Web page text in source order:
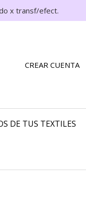
x transf/efect.
CREAR CUENTA
DE TUS TEXTILES